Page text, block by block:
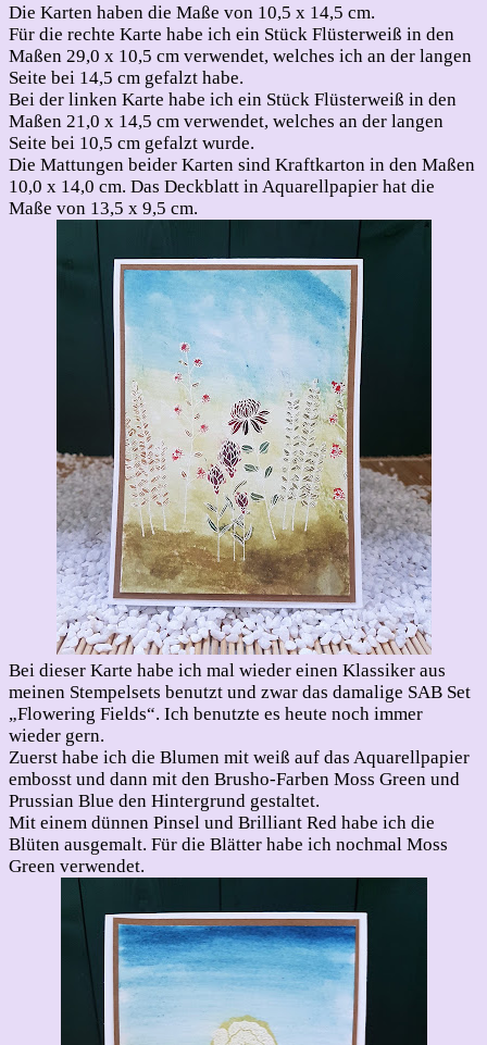
Die Karten haben die Maße von 10,5 x 14,5 cm.
Für die rechte Karte habe ich ein Stück Flüsterweiß in den
Maßen 29,0 x 10,5 cm verwendet, welches ich an der langen
Seite bei 14,5 cm gefalzt habe.
Bei der linken Karte habe ich ein Stück Flüsterweiß in den
Maßen 21,0 x 14,5 cm verwendet, welches an der langen
Seite bei 10,5 cm gefalzt wurde.
Die Mattungen beider Karten sind Kraftkarton in den Maßen
10,0 x 14,0 cm. Das Deckblatt in Aquarellpapier hat die
Maße von 13,5 x 9,5 cm.
Bei dieser Karte habe ich mal wieder einen Klassiker aus
meinen Stempelsets benutzt und zwar das damalige SAB Set
„Flowering Fields“. Ich benutzte es heute noch immer
wieder gern.
Zuerst habe ich die Blumen mit weiß auf das Aquarellpapier
embosst und dann mit den Brusho-Farben Moss Green und
Prussian Blue den Hintergrund gestaltet.
Mit einem dünnen Pinsel und Brilliant Red habe ich die
Blüten ausgemalt. Für die Blätter habe ich nochmal Moss
Green verwendet.